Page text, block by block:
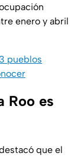
enero y abril
pueblos
Roo es
que el